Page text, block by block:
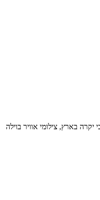
בארץ, צילומי אוויר בוילה